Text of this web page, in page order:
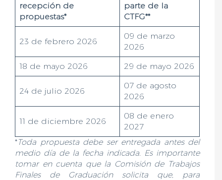
recepción de
propuestas*
parte de la
CTFG**
23 de febrero 2026
09 de marzo
2026
18 de mayo 2026 29 de mayo 2026
24 de julio 2026
07 de agosto
2026
11 de diciembre 2026
08 de enero
2027
*Toda propuesta debe ser entregada antes del
medio día de la fecha indicada. Es importante
tomar en cuenta que la Comisión de Trabajos
Finales de Graduación solicita que, para